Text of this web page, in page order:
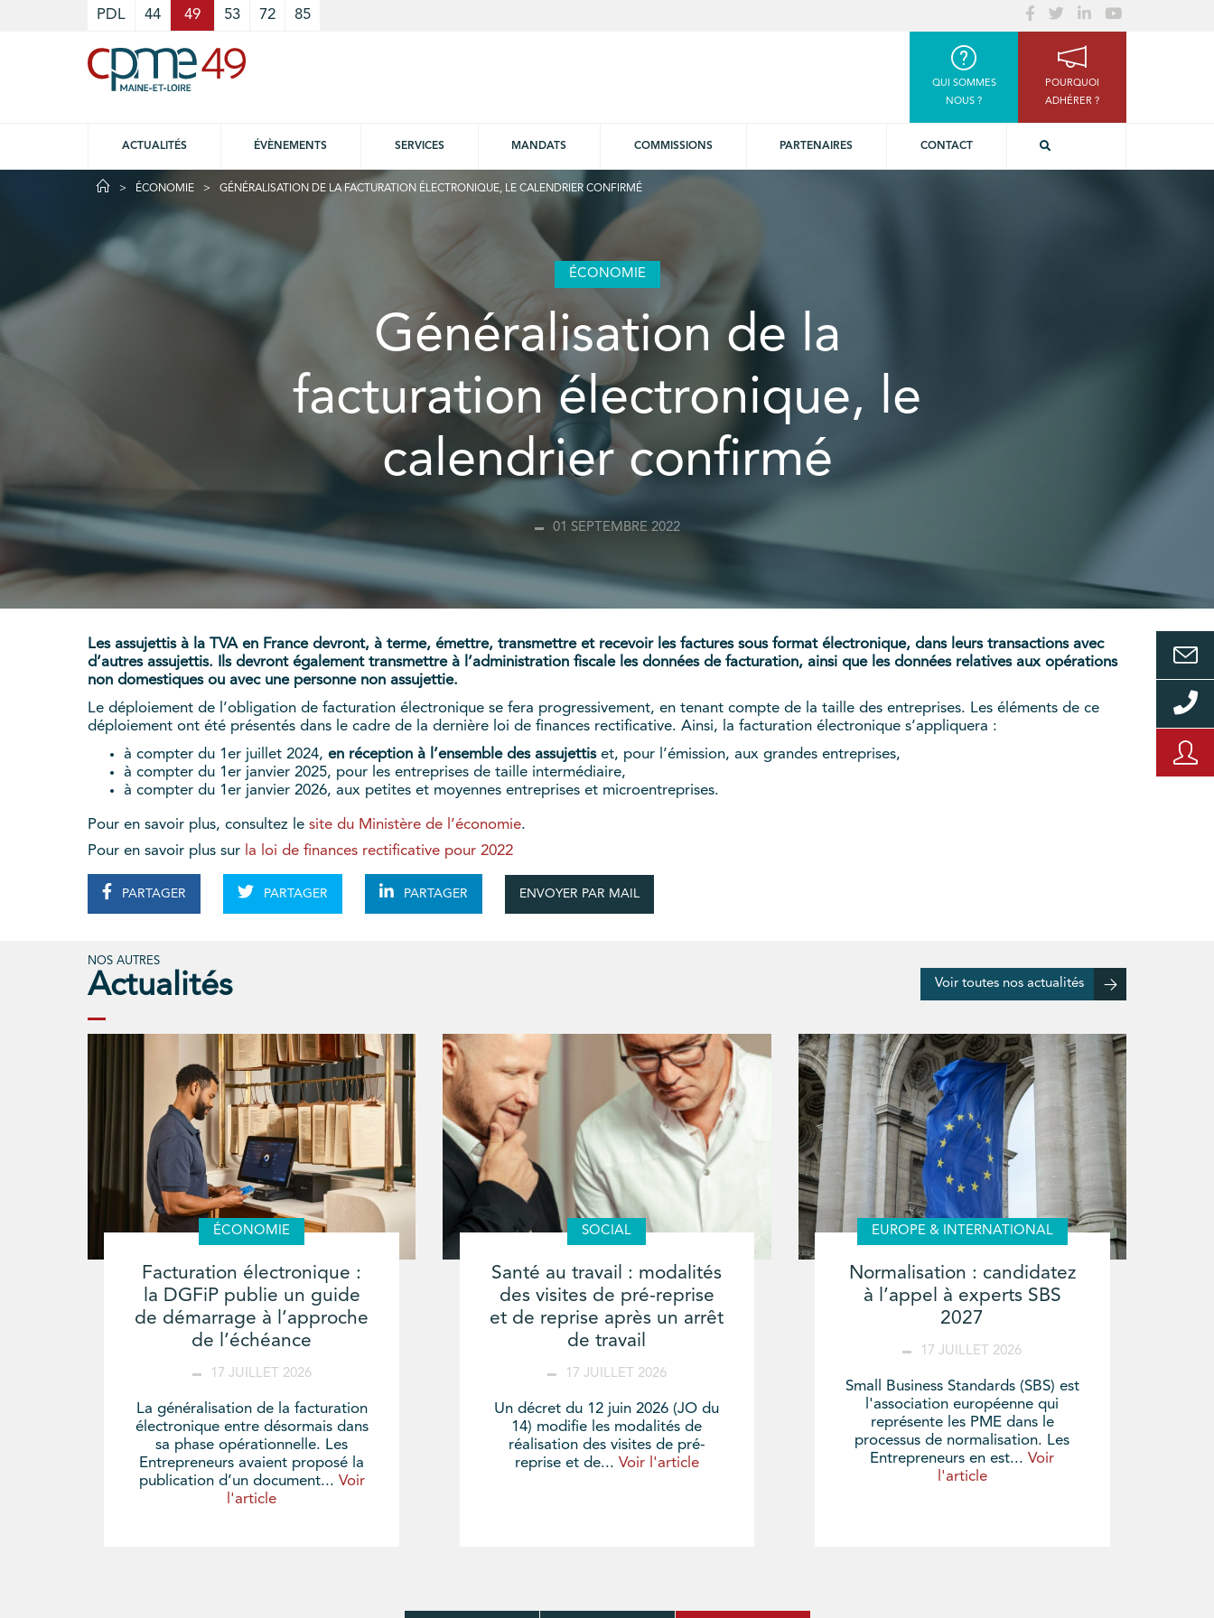
PDL 44 49 53 72 85
QUI SOMMES
NOUS ?
POURQUOI
ADHÉRER ?
ACTUALITÉS ÉVÈNEMENTS SERVICES MANDATS COMMISSIONS PARTENAIRES CONTACT
ÉCONOMIE GÉNÉRALISATION DE LA FACTURATION ÉLECTRONIQUE, LE CALENDRIER CONFIRMÉ
ÉCONOMIE
Généralisation de la
facturation électronique, le
calendrier confirmé
01 SEPTEMBRE 2022
Les assujettis à la TVA en France devront, à terme, émettre, transmettre et recevoir les factures sous format électronique, dans leurs transactions avec
d’autres assujettis. Ils devront également transmettre à l’administration fiscale les données de facturation, ainsi que les données relatives aux opérations
non domestiques ou avec une personne non assujettie.
Le déploiement de l’obligation de facturation électronique se fera progressivement, en tenant compte de la taille des entreprises. Les éléments de ce
déploiement ont été présentés dans le cadre de la dernière loi de finances rectificative. Ainsi, la facturation électronique s’appliquera :
à compter du 1er juillet 2024, en réception à l’ensemble des assujettiset, pour l’émission, aux grandes entreprises,
à compter du 1er janvier 2025, pour les entreprises de taille intermédiaire,
à compter du 1er janvier 2026, aux petites et moyennes entreprises et microentreprises.
Pour en savoir plus, consultez le site du Ministère de l’économie.
Pour en savoir plus sur la loi de finances rectificative pour 2022
PARTAGER PARTAGER PARTAGER ENVOYER PAR MAIL
NOS AUTRES
Actualités Voir toutes nos actualités
ÉCONOMIE
Facturation électronique :
la DGFiP publie un guide
de démarrage à l’approche
de l’échéance
17 JUILLET 2026
La généralisation de la facturation
électronique entre désormais dans
sa phase opérationnelle. Les
Entrepreneurs avaient proposé la
publication d’un document... Voir
l'article
SOCIAL
Santé au travail : modalités
des visites de pré-reprise
et de reprise après un arrêt
de travail
17 JUILLET 2026
Un décret du 12 juin 2026 (JO du
14) modifie les modalités de
réalisation des visites de pré-
reprise et de... Voir l'article
EUROPE & INTERNATIONAL
Normalisation : candidatez
à l’appel à experts SBS
2027
17 JUILLET 2026
Small Business Standards (SBS) est
l'association européenne qui
représente les PME dans le
processus de normalisation. Les
Entrepreneurs en est...Voir
l'article
Cookies management panel